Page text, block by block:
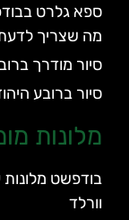
מה שצריך
סיור מודרך
סיור ברובע
מלונות
בודפשט
וורלד